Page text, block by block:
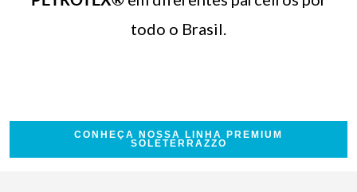
todo o Brasil.
CONHEÇA NOSSA LINHA PREMIUM
SOLETERRAZZO